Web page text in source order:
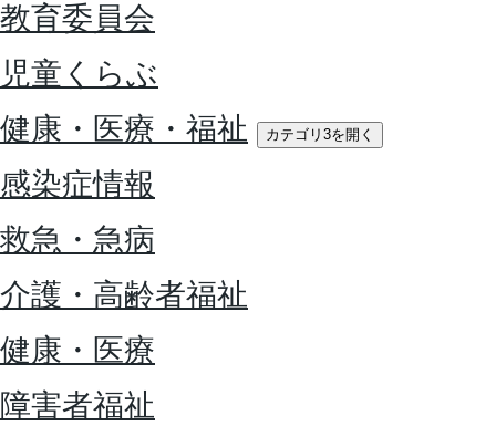
教育委員会
児童くらぶ
健康・医療・福祉
カテゴリ3を開く
感染症情報
救急・急病
介護・高齢者福祉
健康・医療
障害者福祉